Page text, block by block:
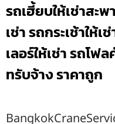
รถเฮี้ยบให้เช่าสะ
เช่า รถกระเช้าให้เ
เลอร์ให้เช่า รถโ
ทรับจ้าง ราคาถูก